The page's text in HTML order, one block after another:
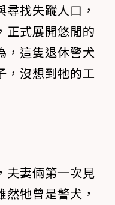
找失蹤人口，
正式展開悠閒的
，這隻退休警犬
，沒想到牠的工
夫妻倆第一次見
牠曾是警犬，